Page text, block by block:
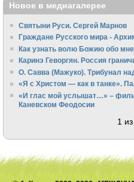
Новое в медиагалерее
Святыни Руси. Сергей Марнов
Граждане Русского мира -
Как узнать волю Божию обо
Каринэ Геворгян. Россия
О. Савва (Мажуко). Трибунал
«Я с Христом — как в танке».
«И глас мой услышат…» –
Каневском Феодосии
1